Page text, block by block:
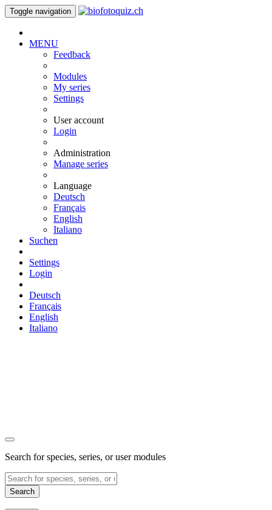
Toggle navigation
MENU
Feedback
Modules
My series
Settings
User account
Login
Administration
Manage series
Language
Deutsch
Français
English
Italiano
Suchen
Settings
Login
Deutsch
Français
English
Italiano
Search for species, series, or user modules
Search